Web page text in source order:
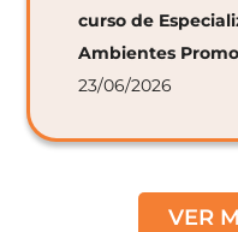
curso de
Ambientes
23/06/2026
VER